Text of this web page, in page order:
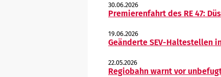
30.06.2026
Premierenfahrt des RE 47:
19.06.2026
Geänderte SEV-Haltestellen
22.05.2026
Regiobahn warnt vor